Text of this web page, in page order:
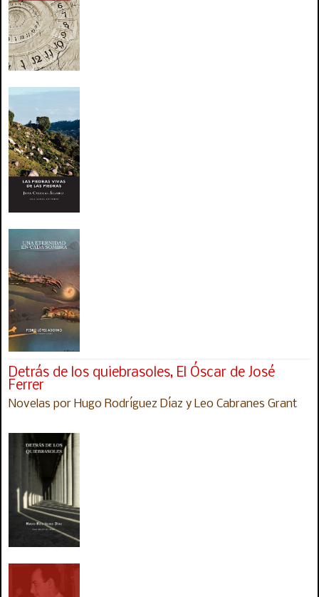
Detrás de los quiebrasoles, El Óscar de José
Ferrer
Novelas por Hugo Rodríguez Díaz y Leo Cabranes Grant